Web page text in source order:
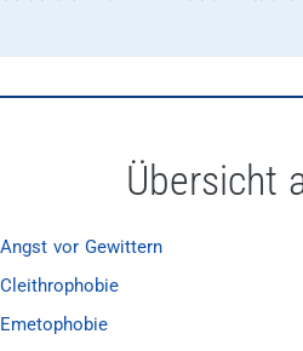
Übersicht
Angst vor Gewittern
Cleithrophobie
Emetophobie